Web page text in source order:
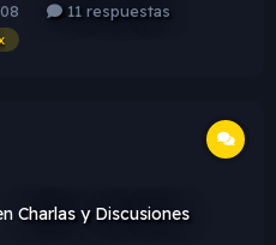
init.php on line 55
value of new by reference
11 respuestas
Charlas y Discusiones